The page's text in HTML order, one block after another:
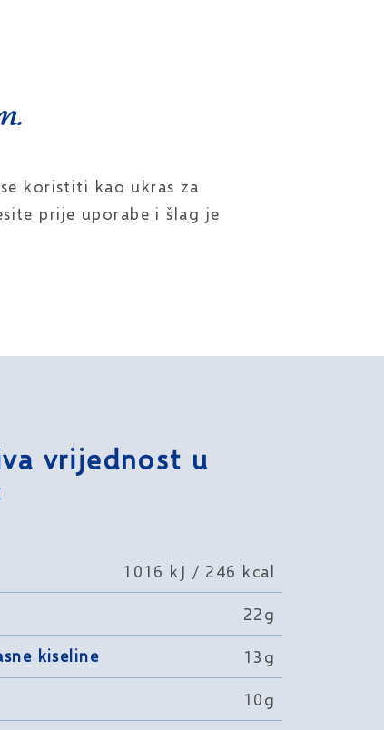
koristiti kao ukras za
prije uporabe i šlag je
vrijednost u
1016 kJ / 246 kcal
22g
kiseline 13g
10g